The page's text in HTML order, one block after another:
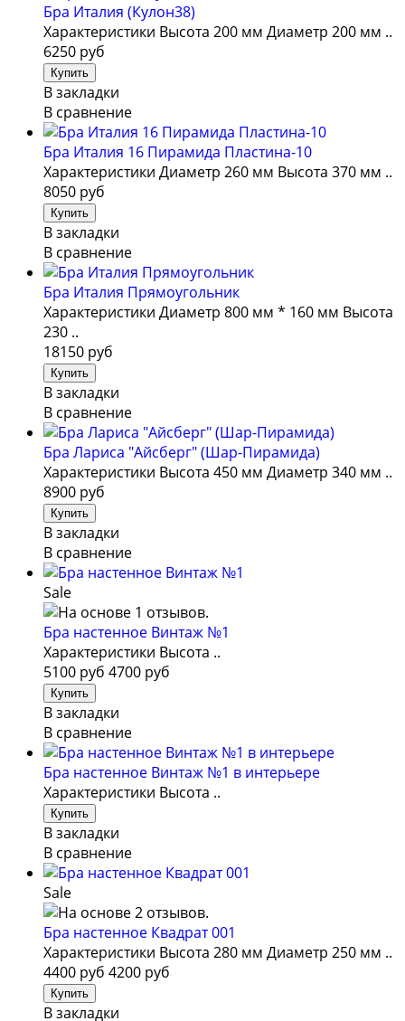
Бра Италия (Кулон38)
Характеристики Высота 200 мм Диаметр 200 мм ..
6250 руб
В закладки
В сравнение
Бра Италия 16 Пирамида Пластина-10
Характеристики Диаметр 260 мм Высота 370 мм ..
8050 руб
В закладки
В сравнение
Бра Италия Прямоугольник
Характеристики Диаметр 800 мм * 160 мм Высота
230 ..
18150 руб
В закладки
В сравнение
Бра Лариса "Айсберг" (Шар-Пирамида)
Характеристики Высота 450 мм Диаметр 340 мм ..
8900 руб
В закладки
В сравнение
Sale
Бра настенное Винтаж №1
Характеристики Высота ..
5100 руб 4700 руб
В закладки
В сравнение
Бра настенное Винтаж №1 в интерьере
Характеристики Высота ..
В закладки
В сравнение
Sale
Бра настенное Квадрат 001
Характеристики Высота 280 мм Диаметр 250 мм ..
4400 руб 4200 руб
В закладки